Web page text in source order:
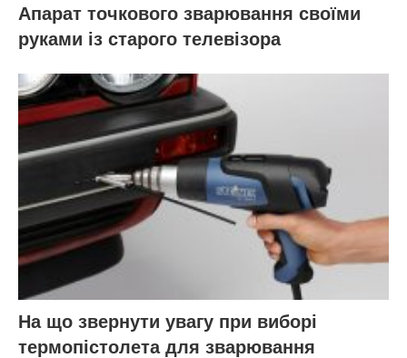
Апарат точкового зварювання своїми
руками із старого телевізора
На що звернути увагу при виборі
термопістолета для зварювання